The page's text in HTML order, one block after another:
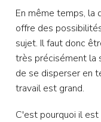
En même temps, la
offre des
sujet. Il faut donc
très précisément la
de se disperser en
travail est grand.
C'est pourquoi il